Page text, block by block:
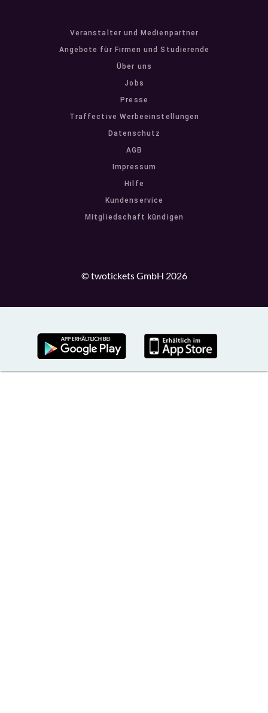
Veranstalter und Medienpartner
Angebote für Firmen und Studierende
Über uns
Jobs
Presse
Traffective Werbeeinstellungen
Datenschutz
AGB
Impressum
Hilfe
Kundenservice
Mitgliedschaft kündigen
© twotickets GmbH 2026